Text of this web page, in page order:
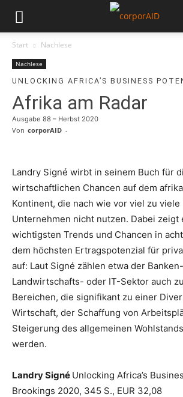
Start Nachlese
Nachlese
UNLOCKING AFRICA’S BUSINESS
Afrika am Radar
Ausgabe 88 – Herbst 2020
Von corporAID -
Landry Signé wirbt in seinem Buch für
wirtschaftlichen Chancen auf dem
Kontinent, die nach wie vor viel zu
Unternehmen nicht nutzen. Dabei zeigt
wichtigsten Trends und Chancen in
dem höchsten Ertragspotenzial für
auf: Laut Signé zählen etwa der
Landwirtschafts- oder IT-Sektor auch
Bereichen, die signifikant zu einer
Wirtschaft, der Schaffung von
Steigerung des allgemeinen
werden.
Landry Signé Unlocking Africa’s
Brookings 2020, 345 S., EUR 32,08